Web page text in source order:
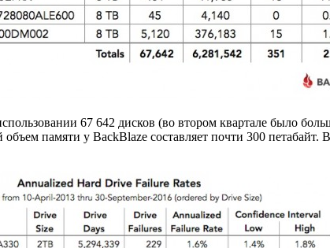
67 642 дисков (во втором квартале было
памяти у BackBlaze составляет почти 300 петабайт.